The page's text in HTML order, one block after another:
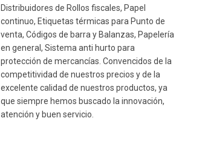
Distribuidores de Rollos fiscales, Papel
continuo, Etiquetas térmicas para Punto de
venta, Códigos de barra y Balanzas, Papelería
en general, Sistema anti hurto para
protección de mercancías. Convencidos de la
competitividad de nuestros precios y de la
excelente calidad de nuestros productos, ya
que siempre hemos buscado la innovación,
atención y buen servicio.